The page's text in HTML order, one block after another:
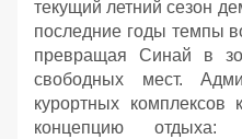
текущий летний сезон
последние годы темпы
превращая Синай в
свободных мест.
курортных комплексов
концепцию